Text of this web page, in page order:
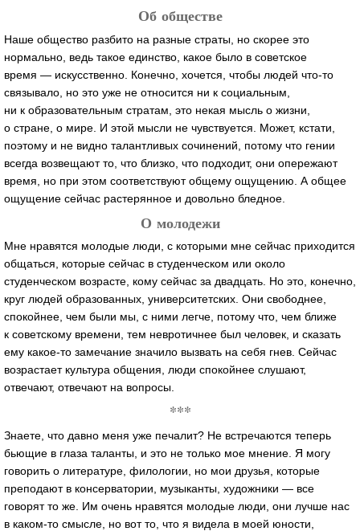
Об обществе
Наше общество разбито на разные страты, но скорее это
нормально, ведь такое единство, какое было в советское
время — искусственно. Конечно, хочется, чтобы людей что-то
связывало, но это уже не относится ни к социальным,
ни к образовательным стратам, это некая мысль о жизни,
о стране, о мире. И этой мысли не чувствуется. Может, кстати,
поэтому и не видно талантливых сочинений, потому что гении
всегда возвещают то, что близко, что подходит, они опережают
время, но при этом соответствуют общему ощущению. А общее
ощущение сейчас растерянное и довольно бледное.
О молодежи
Мне нравятся молодые люди, с которыми мне сейчас приходится
общаться, которые сейчас в студенческом или около
студенческом возрасте, кому сейчас за двадцать. Но это, конечно,
круг людей образованных, университетских. Они свободнее,
спокойнее, чем были мы, с ними легче, потому что, чем ближе
к советскому времени, тем невротичнее был человек, и сказать
ему какое-то замечание значило вызвать на себя гнев. Сейчас
возрастает культура общения, люди спокойнее слушают,
отвечают, отвечают на вопросы.
***
Знаете, что давно меня уже печалит? Не встречаются теперь
бьющие в глаза таланты, и это не только мое мнение. Я могу
говорить о литературе, филологии, но мои друзья, которые
преподают в консерватории, музыканты, художники — все
говорят то же. Им очень нравятся молодые люди, они лучше нас
в каком-то смысле, но вот то, что я видела в моей юности,